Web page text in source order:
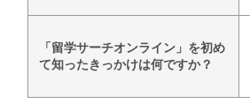
「留学サーチオンライン」を初め
て知ったきっかけは何ですか？